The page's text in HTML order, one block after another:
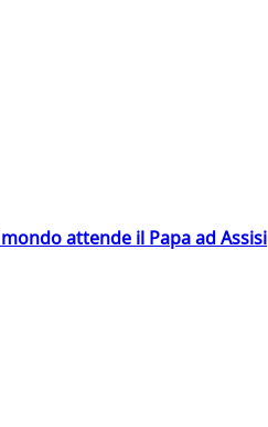
attende il Papa ad Assisi